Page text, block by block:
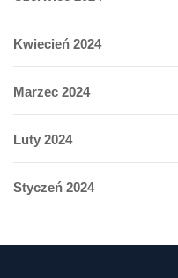
Kwiecień 2024
Marzec 2024
Luty 2024
Styczeń 2024